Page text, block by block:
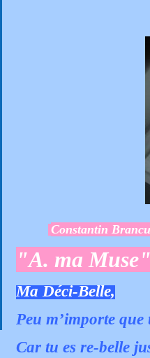
Constantin
"A. ma
Ma Déci-Belle,
Peu m’importe que
Car tu es re-belle